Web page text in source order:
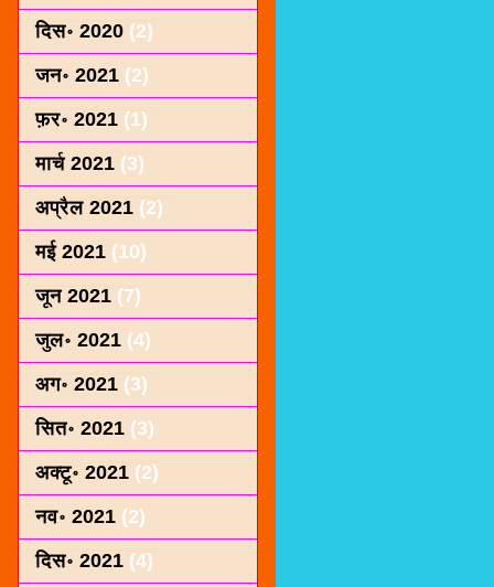
दिस॰ 2020 (2)
जन॰ 2021 (2)
फ़र॰ 2021 (1)
मार्च 2021 (3)
अप्रैल 2021 (2)
मई 2021 (10)
जून 2021 (7)
जुल॰ 2021 (4)
अग॰ 2021 (3)
सित॰ 2021 (3)
अक्टू॰ 2021 (2)
नव॰ 2021 (2)
दिस॰ 2021 (4)